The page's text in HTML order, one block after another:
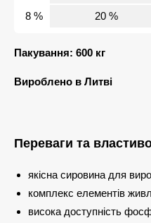
8 % 20 %
Пакування: 600 кг
Вироблено в Литві
Переваги та
якісна сировина для
комплекс елементів
висока доступність